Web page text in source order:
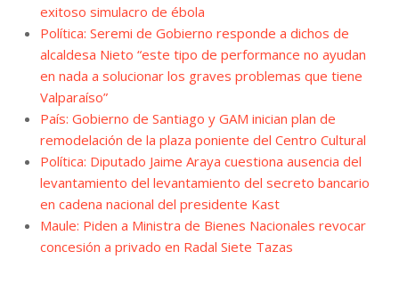
exitoso simulacro de ébola
Política: Seremi de Gobierno responde a dichos de
alcaldesa Nieto “este tipo de performance no ayudan
en nada a solucionar los graves problemas que tiene
Valparaíso”
País: Gobierno de Santiago y GAM inician plan de
remodelación de la plaza poniente del Centro Cultural
Política: Diputado Jaime Araya cuestiona ausencia del
levantamiento del levantamiento del secreto bancario
en cadena nacional del presidente Kast
Maule: Piden a Ministra de Bienes Nacionales revocar
concesión a privado en Radal Siete Tazas